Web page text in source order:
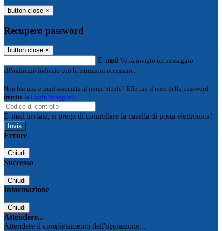
button close ×
Recupero password
button close ×
E-mail Verrà inviato un messaggio
all'indirizzo indicato con le istruzioni necessarie.
Non hai una e-mail associata al nome utente? Effettua il reset della password
tramite la Login Spaggiari
E-mail inviata, si prega di controllare la casella di posta elettronica!
Errore
Chiudi
Successo
Chiudi
Informazione
Chiudi
Attendere...
Attendere il completamento dell'operazione...